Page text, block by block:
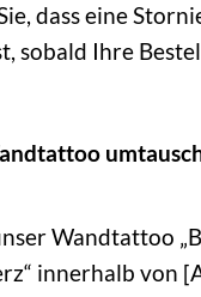
dass eine
sobald Ihre
Wandtattoo
innerhalb von